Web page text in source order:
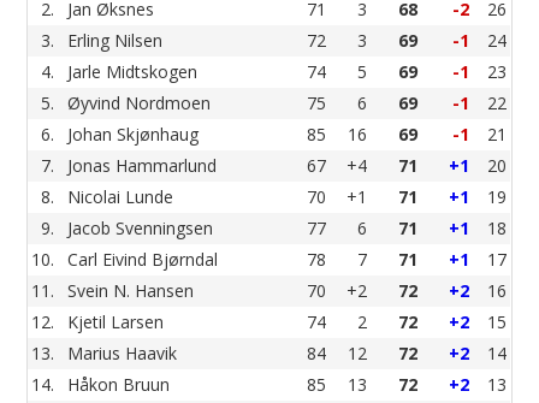
2.
Jan Øksnes 71 3 68 -2
26
3.
Erling Nilsen 72 3 69 -1
24
4.
Jarle Midtskogen 74 5 69 -1
23
5.
Øyvind Nordmoen 75 6 69 -1
22
6.
Johan Skjønhaug 85 16 69 -1
21
7.
Jonas Hammarlund 67 +4 71 +1
20
8.
Nicolai Lunde 70 +1 71 +1
19
9.
Jacob Svenningsen 77 6 71 +1
18
10.
Carl Eivind Bjørndal 78 7 71 +1
17
11.
Svein N. Hansen 70 +2 72 +2
16
12.
Kjetil Larsen 74 2 72 +2
15
13.
Marius Haavik 84 12 72 +2
14
14.
Håkon Bruun 85 13 72 +2
13